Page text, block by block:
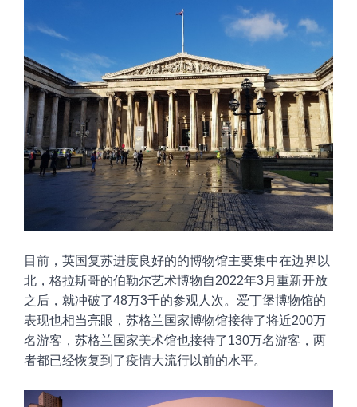
目前，英国复苏进度良好的的博物馆主要集中在边界以
北，格拉斯哥的伯勒尔艺术博物自2022年3月重新开放
之后，就冲破了48万3千的参观人次。爱丁堡博物馆的
表现也相当亮眼，苏格兰国家博物馆接待了将近200万
名游客，苏格兰国家美术馆也接待了130万名游客，两
者都已经恢复到了疫情大流行以前的水平。